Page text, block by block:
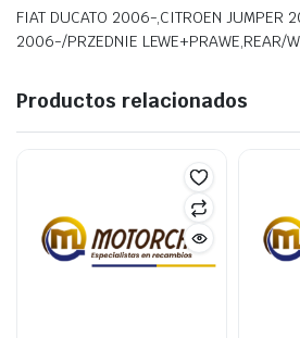
FIAT DUCATO 2006-,CITROEN JUMPER
2006-/PRZEDNIE LEWE+PRAWE,REAR/
Productos relacionados